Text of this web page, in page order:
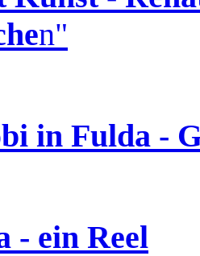
n"
in Fulda -
- ein Reel